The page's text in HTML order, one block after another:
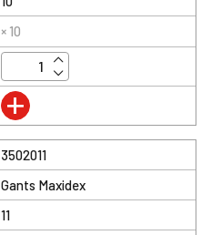
× 10
+
3502011
Gants Maxidex
11